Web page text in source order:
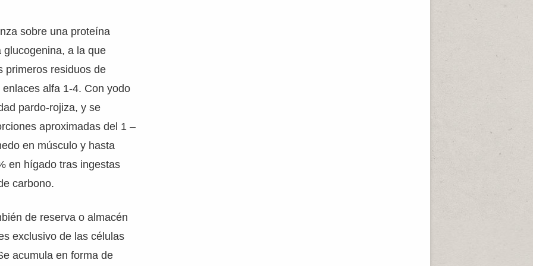
sobre una proteína
glucogenina, a la que
primeros residuos de
alfa 1-4. Con yodo
pardo-rojiza, y se
aproximadas del 1 –
en músculo y hasta
en hígado tras ingestas
carbono.
de reserva o almacén
exclusivo de las células
acumula en forma de